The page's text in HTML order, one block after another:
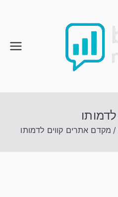
מקדם אתרים קווים לדמותו